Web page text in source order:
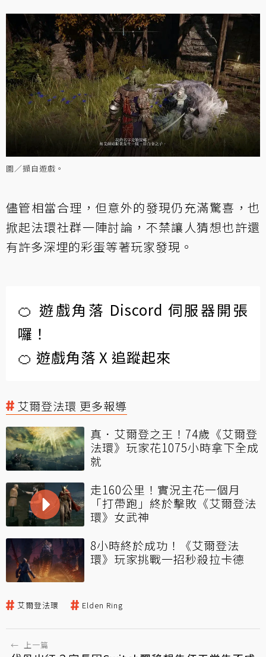
圖／擷自遊戲。
儘管相當合理，但意外的發現仍充滿驚喜，也
掀起法環社群一陣討論，不禁讓人猜想也許還
有許多深埋的彩蛋等著玩家發現。
🍊 遊戲角落 Discord 伺服器開張
囉！
🍊 遊戲角落 X 追蹤起來
艾爾登法環 更多報導
真．艾爾登之王！74歲《艾爾登
法環》玩家花1075小時拿下全成
就
走160公里！實況主花一個月
「打帶跑」終於擊敗《艾爾登法
環》女武神
8小時終於成功！《艾爾登法
環》玩家挑戰一招秒殺拉卡德
艾爾登法環 Elden Ring
← 上一篇